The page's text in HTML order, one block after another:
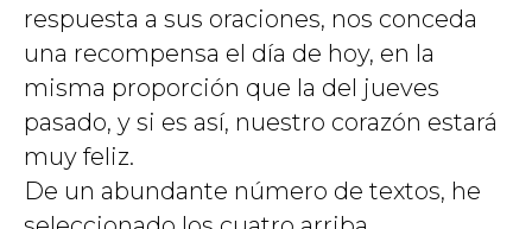
respuesta a sus oraciones, nos conceda
una recompensa el día de hoy, en la
misma proporción que la del jueves
pasado, y si es así, nuestro corazón estará
muy feliz.
De un abundante número de textos, he